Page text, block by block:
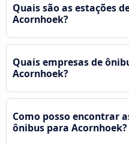
Quais são as estações
Acornhoek?
Quais empresas de
Acornhoek?
Como posso encontrar
ônibus para Acornhoek?